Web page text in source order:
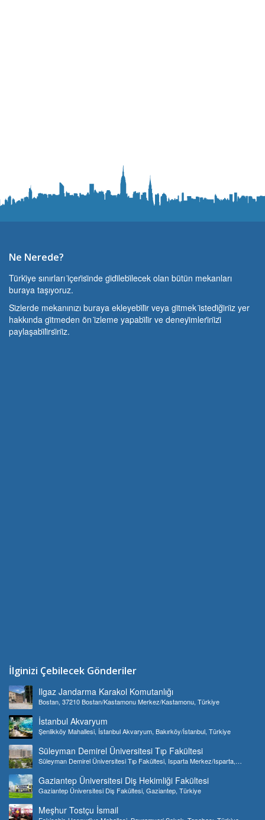
Ne Nerede?
Türki̇ye sınırları i̇çeri̇si̇nde gi̇di̇lebi̇lecek olan bütün mekanları
buraya taşıyoruz.
Si̇zlerde mekanınızı buraya ekleyebi̇li̇r veya gi̇tmek i̇stedi̇ği̇ni̇z yer
hakkında gi̇tmeden ön i̇zleme yapabi̇li̇r ve deneyi̇mleri̇ni̇zi̇
paylaşabi̇li̇rsi̇ni̇z.
İlginizi Çebilecek Gönderiler
Ilgaz Jandarma Karakol Komutanlığı
Bostan, 37210 Bostan/Kastamonu Merkez/Kastamonu, Türkiye
İstanbul Akvaryum
Şenlikköy Mahallesi, İstanbul Akvaryum, Bakırköy/İstanbul, Türkiye
Süleyman Demirel Üniversitesi Tıp Fakültesi
Süleyman Demirel Üniversitesi Tıp Fakültesi, Isparta Merkez/Isparta,
Gaziantep Üniversitesi Diş Hekimliği Fakültesi
Gaziantep Üniversitesi Diş Fakültesi, Gaziantep, Türkiye
Meşhur Tostçu İsmail